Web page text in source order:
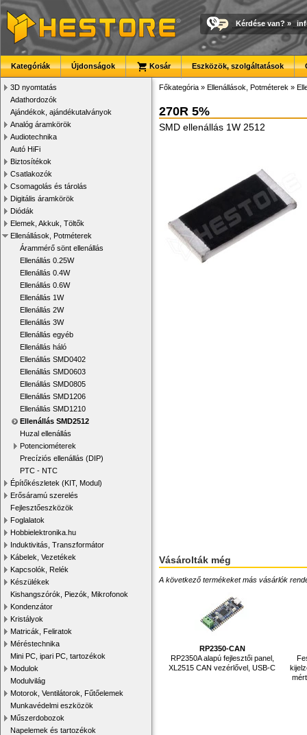
Kérdése van? »
Kategóriák Újdonságok Kosár Eszközök, szolgáltatások
3D nyomtatás
Adathordozók
Ajándékok, ajándékutalványok
Analóg áramkörök
Audiotechnika
Autó HiFi
Biztosítékok
Csatlakozók
Csomagolás és tárolás
Digitális áramkörök
Diódák
Elemek, Akkuk, Töltők
Ellenállások, Potméterek
Árammérő sönt ellenállás
Ellenállás 0.25W
Ellenállás 0.4W
Ellenállás 0.6W
Ellenállás 1W
Ellenállás 2W
Ellenállás 3W
Ellenállás egyéb
Ellenállás háló
Ellenállás SMD0402
Ellenállás SMD0603
Ellenállás SMD0805
Ellenállás SMD1206
Ellenállás SMD1210
Ellenállás SMD2512
Huzal ellenállás
Potenciométerek
Precíziós ellenállás (DIP)
PTC - NTC
Építőkészletek (KIT, Modul)
Erősáramú szerelés
Fejlesztőeszközök
Foglalatok
Hobbielektronika.hu
Induktivitás, Transzformátor
Kábelek, Vezetékek
Kapcsolók, Relék
Készülékek
Kishangszórók, Piezók, Mikrofonok
Kondenzátor
Kristályok
Matricák, Feliratok
Méréstechnika
Mini PC, ipari PC, tartozékok
Modulok
Modulvilág
Motorok, Ventilátorok, Fűtőelemek
Munkavédelmi eszközök
Műszerdobozok
Napelemek és tartozékok
Főkategória » Ellenállások, Potméterek »
270R 5%
SMD ellenállás 1W 2512
Vásárolták még
A következő termékeket más vásárlók
RP2350-CAN
RP2350A alapú fejlesztői panel,
XL2515 CAN vezérlővel, USB-C